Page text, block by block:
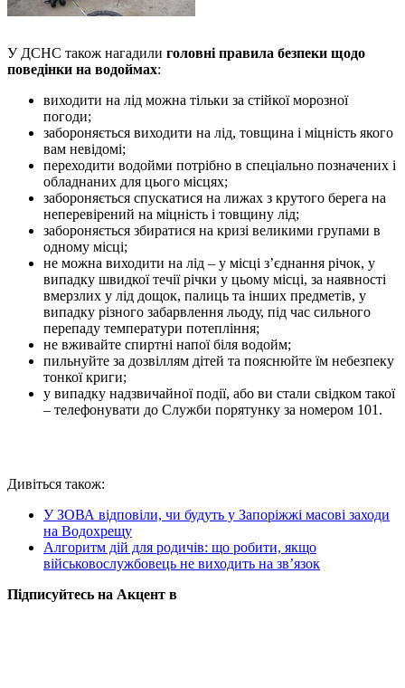
У ДСНС також нагадили головні правила безпеки щодо
поведінки на водоймах:
виходити на лід можна тільки за стійкої морозної
погоди;
забороняється виходити на лід, товщина і міцність якого
вам невідомі;
переходити водойми потрібно в спеціально позначених і
обладнаних для цього місцях;
забороняється спускатися на лижах з крутого берега на
неперевірений на міцність і товщину лід;
забороняється збиратися на кризі великими групами в
одному місці;
не можна виходити на лід – у місці з’єднання річок, у
випадку швидкої течії річки у цьому місці, за наявності
вмерзлих у лід дощок, палиць та інших предметів, у
випадку різного забарвлення льоду, під час сильного
перепаду температури потепління;
не вживайте спиртні напої біля водойм;
пильнуйте за дозвіллям дітей та пояснюйте їм небезпеку
тонкої криги;
у випадку надзвичайної події, або ви стали свідком такої
– телефонувати до Служби порятунку за номером 101.
Дивіться також:
У ЗОВА відповіли, чи будуть у Запоріжжі масові заходи
на Водохрещу
Алгоритм дій для родичів: що робити, якщо
військовослужбовець не виходить на зв’язок
Підписуйтесь на Акцент в